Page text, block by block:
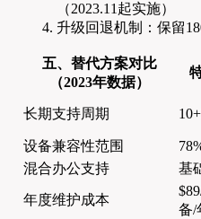
（2023.11起实施）
升级回退机制：保留
五、替代方案对比
（2023年数据）
长期支持周期
设备兼容性范围
混合办公支持
基
年度维护成本
备/